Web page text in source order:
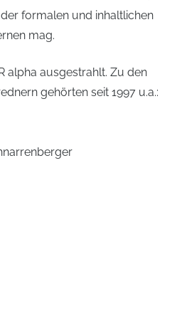
formalen und inhaltlichen
mag.
alpha ausgestrahlt. Zu den
gehörten seit 1997 u.a.: